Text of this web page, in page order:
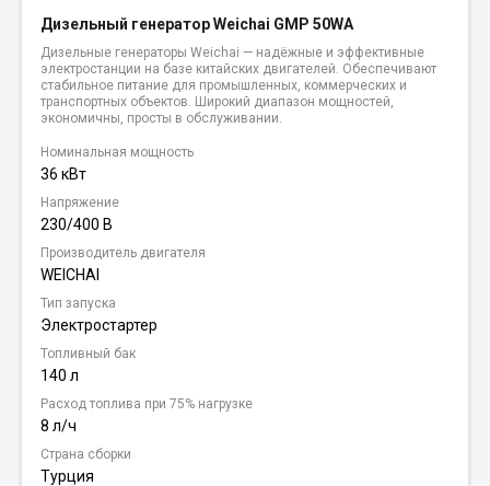
Дизельный генератор Weichai GMP 50WA
Дизельные генераторы Weichai — надёжные и эффективные
электростанции на базе китайских двигателей. Обеспечивают
стабильное питание для промышленных, коммерческих и
транспортных объектов. Широкий диапазон мощностей,
экономичны, просты в обслуживании.
Номинальная мощность
36 кВт
Напряжение
230/400 В
Производитель двигателя
WEICHAI
Тип запуска
Электростартер
Топливный бак
140 л
Расход топлива при 75% нагрузке
8 л/ч
Страна сборки
Турция